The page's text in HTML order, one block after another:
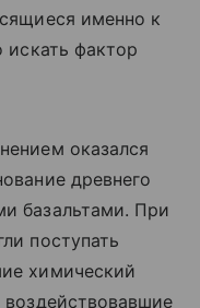
именно к
искать фактор
оказался
древнего
базальтами. При
поступать
химический
воздействовавшие